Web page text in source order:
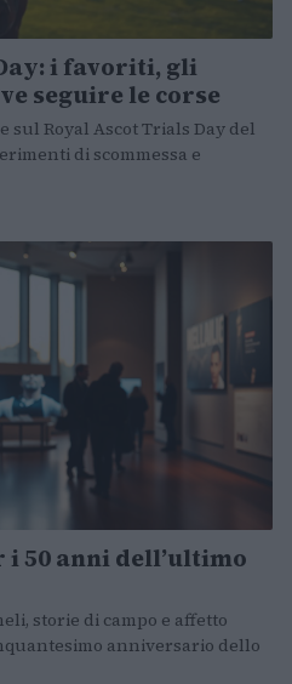
i favoriti, gli
seguire le corse
sul Royal Ascot Trials Day del
di scommessa e
50 anni dell’ultimo
storie di campo e affetto
anniversario dello